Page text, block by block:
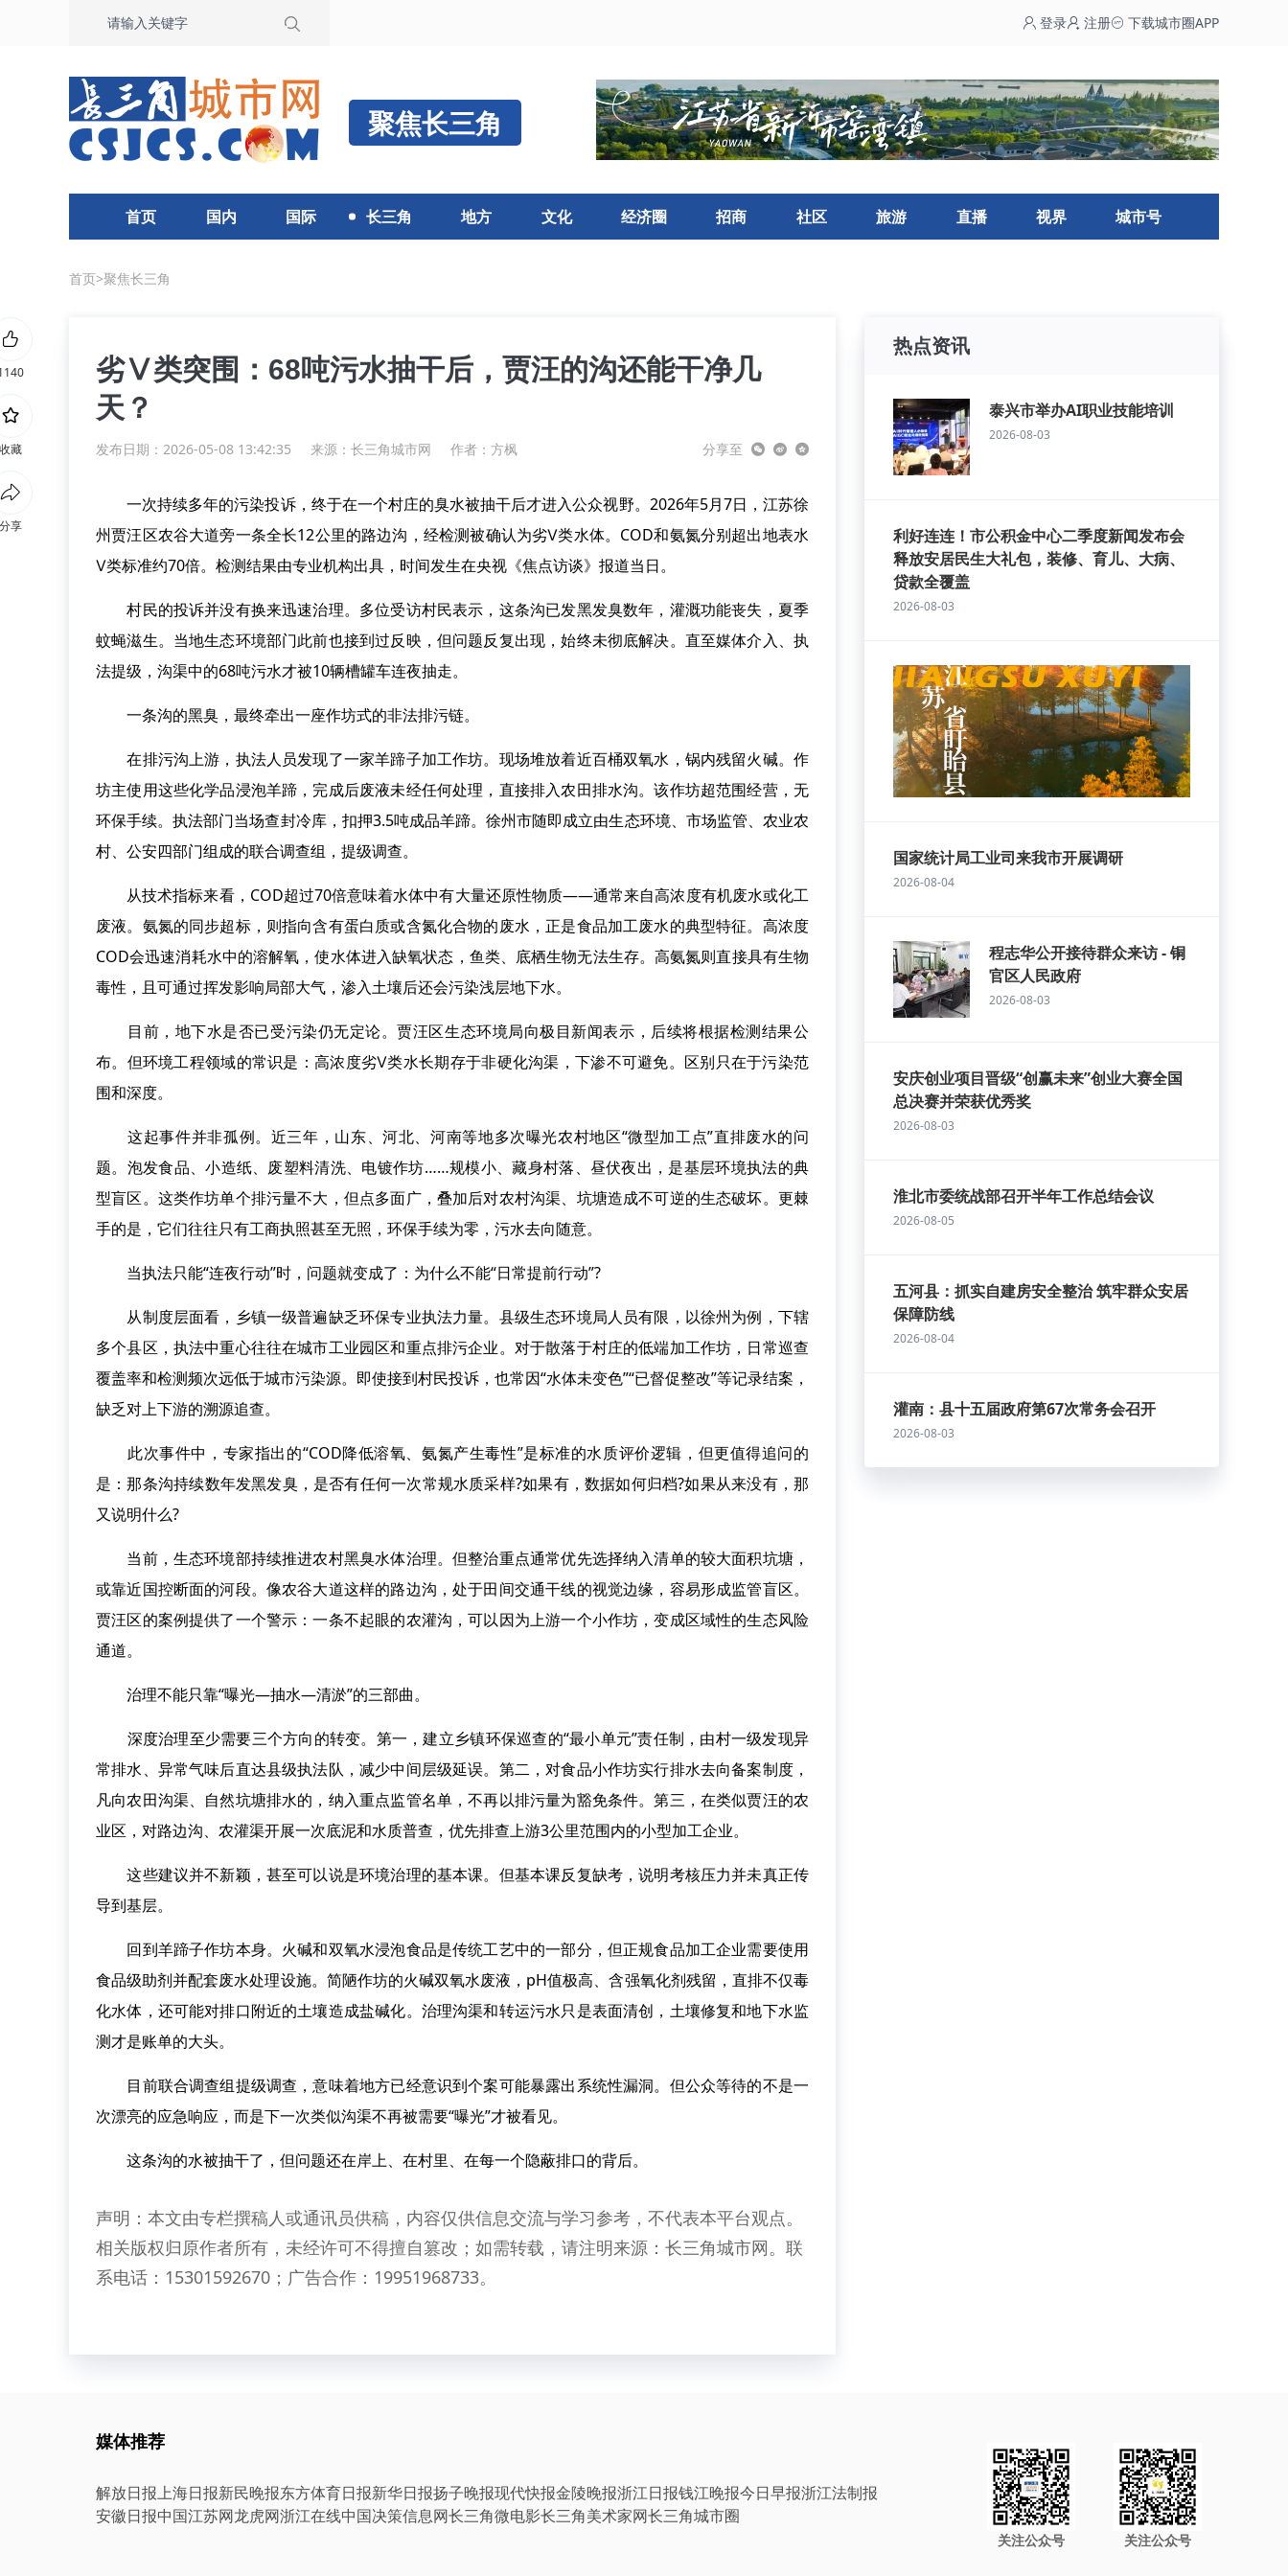
登录 注册 下载城市圈APP
聚焦长三角
首页 国内 国际 长三角 地方 文化 经济圈 招商 社区 旅游 直播 视界 城市号
首页>聚焦长三角
劣Ⅴ类突围：68吨污水抽干后，贾汪的沟还能干净几
天？
发布日期：2026-05-08 13:42:35 来源： 长三角城市网 作者： 方枫 分享至
一次持续多年的污染投诉，终于在一个村庄的臭水被抽干后才进入公众视野。2026年5月7日，江苏徐
州贾汪区农谷大道旁一条全长12公里的路边沟，经检测被确认为劣Ⅴ类水体。COD和氨氮分别超出地表水
Ⅴ类标准约70倍。检测结果由专业机构出具，时间发生在央视《焦点访谈》报道当日。
村民的投诉并没有换来迅速治理。多位受访村民表示，这条沟已发黑发臭数年，灌溉功能丧失，夏季
蚊蝇滋生。当地生态环境部门此前也接到过反映，但问题反复出现，始终未彻底解决。直至媒体介入、执
法提级，沟渠中的68吨污水才被10辆槽罐车连夜抽走。
一条沟的黑臭，最终牵出一座作坊式的非法排污链。
在排污沟上游，执法人员发现了一家羊蹄子加工作坊。现场堆放着近百桶双氧水，锅内残留火碱。作
坊主使用这些化学品浸泡羊蹄，完成后废液未经任何处理，直接排入农田排水沟。该作坊超范围经营，无
环保手续。执法部门当场查封冷库，扣押3.5吨成品羊蹄。徐州市随即成立由生态环境、市场监管、农业农
村、公安四部门组成的联合调查组，提级调查。
从技术指标来看，COD超过70倍意味着水体中有大量还原性物质——通常来自高浓度有机废水或化工
废液。氨氮的同步超标，则指向含有蛋白质或含氮化合物的废水，正是食品加工废水的典型特征。高浓度
COD会迅速消耗水中的溶解氧，使水体进入缺氧状态，鱼类、底栖生物无法生存。高氨氮则直接具有生物
毒性，且可通过挥发影响局部大气，渗入土壤后还会污染浅层地下水。
目前，地下水是否已受污染仍无定论。贾汪区生态环境局向极目新闻表示，后续将根据检测结果公
布。但环境工程领域的常识是：高浓度劣Ⅴ类水长期存于非硬化沟渠，下渗不可避免。区别只在于污染范
围和深度。
这起事件并非孤例。近三年，山东、河北、河南等地多次曝光农村地区“微型加工点”直排废水的问
题。泡发食品、小造纸、废塑料清洗、电镀作坊……规模小、藏身村落、昼伏夜出，是基层环境执法的典
型盲区。这类作坊单个排污量不大，但点多面广，叠加后对农村沟渠、坑塘造成不可逆的生态破坏。更棘
手的是，它们往往只有工商执照甚至无照，环保手续为零，污水去向随意。
当执法只能“连夜行动”时，问题就变成了：为什么不能“日常提前行动”?
从制度层面看，乡镇一级普遍缺乏环保专业执法力量。县级生态环境局人员有限，以徐州为例，下辖
多个县区，执法中重心往往在城市工业园区和重点排污企业。对于散落于村庄的低端加工作坊，日常巡查
覆盖率和检测频次远低于城市污染源。即使接到村民投诉，也常因“水体未变色”“已督促整改”等记录结案，
缺乏对上下游的溯源追查。
此次事件中，专家指出的“COD降低溶氧、氨氮产生毒性”是标准的水质评价逻辑，但更值得追问的
是：那条沟持续数年发黑发臭，是否有任何一次常规水质采样?如果有，数据如何归档?如果从来没有，那
又说明什么?
当前，生态环境部持续推进农村黑臭水体治理。但整治重点通常优先选择纳入清单的较大面积坑塘，
或靠近国控断面的河段。像农谷大道这样的路边沟，处于田间交通干线的视觉边缘，容易形成监管盲区。
贾汪区的案例提供了一个警示：一条不起眼的农灌沟，可以因为上游一个小作坊，变成区域性的生态风险
通道。
治理不能只靠“曝光—抽水—清淤”的三部曲。
深度治理至少需要三个方向的转变。第一，建立乡镇环保巡查的“最小单元”责任制，由村一级发现异
常排水、异常气味后直达县级执法队，减少中间层级延误。第二，对食品小作坊实行排水去向备案制度，
凡向农田沟渠、自然坑塘排水的，纳入重点监管名单，不再以排污量为豁免条件。第三，在类似贾汪的农
业区，对路边沟、农灌渠开展一次底泥和水质普查，优先排查上游3公里范围内的小型加工企业。
这些建议并不新颖，甚至可以说是环境治理的基本课。但基本课反复缺考，说明考核压力并未真正传
导到基层。
回到羊蹄子作坊本身。火碱和双氧水浸泡食品是传统工艺中的一部分，但正规食品加工企业需要使用
食品级助剂并配套废水处理设施。简陋作坊的火碱双氧水废液，pH值极高、含强氧化剂残留，直排不仅毒
化水体，还可能对排口附近的土壤造成盐碱化。治理沟渠和转运污水只是表面清创，土壤修复和地下水监
测才是账单的大头。
目前联合调查组提级调查，意味着地方已经意识到个案可能暴露出系统性漏洞。但公众等待的不是一
次漂亮的应急响应，而是下一次类似沟渠不再被需要“曝光”才被看见。
这条沟的水被抽干了，但问题还在岸上、在村里、在每一个隐蔽排口的背后。
声明：本文由专栏撰稿人或通讯员供稿，内容仅供信息交流与学习参考，不代表本平台观点。
相关版权归原作者所有，未经许可不得擅自篡改；如需转载，请注明来源：长三角城市网。联
系电话：15301592670；广告合作：19951968733。
热点资讯
泰兴市举办AI职业技能培训
2026-08-03
利好连连！市公积金中心二季度新闻发布会
释放安居民生大礼包，装修、育儿、大病、
贷款全覆盖
2026-08-03
国家统计局工业司来我市开展调研
2026-08-04
程志华公开接待群众来访 - 铜
官区人民政府
2026-08-03
安庆创业项目晋级“创赢未来”创业大赛全国
总决赛并荣获优秀奖
2026-08-03
淮北市委统战部召开半年工作总结会议
2026-08-05
五河县：抓实自建房安全整治 筑牢群众安居
保障防线
2026-08-04
灌南：县十五届政府第67次常务会召开
2026-08-03
收藏
分享
媒体推荐
解放日报上海日报新民晚报东方体育日报新华日报扬子晚报现代快报金陵晚报浙江日报钱江晚报今日早报浙江法制报
安徽日报中国江苏网龙虎网浙江在线中国决策信息网长三角微电影长三角美术家网长三角城市圈
关注公众号 关注公众号